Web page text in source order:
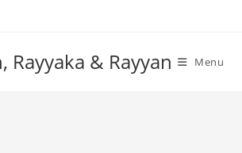
Rayyaka & Rayyan Menu